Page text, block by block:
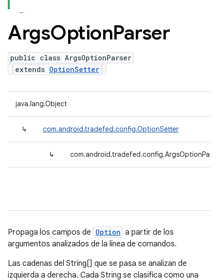
ArgsOptionParser
public class ArgsOptionParser
extends OptionSetter
java.lang.Object
↳ com.android.tradefed.config.OptionSetter
↳
Propaga los campos de Option a partir de los
argumentos analizados de la línea de comandos.
Las cadenas del String[] que se pasa se analizan de
izquierda a derecha. Cada String se clasifica como una